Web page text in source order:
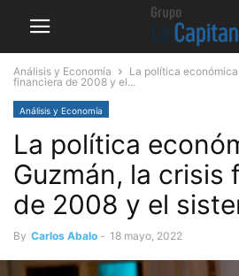
Análisis y Economía
La política
financiera de 2008 y el...
Análisis y Economía
La política
Guzmán, la crisis
de 2008 y el
By Carlos Abalo - 18 mayo, 2022